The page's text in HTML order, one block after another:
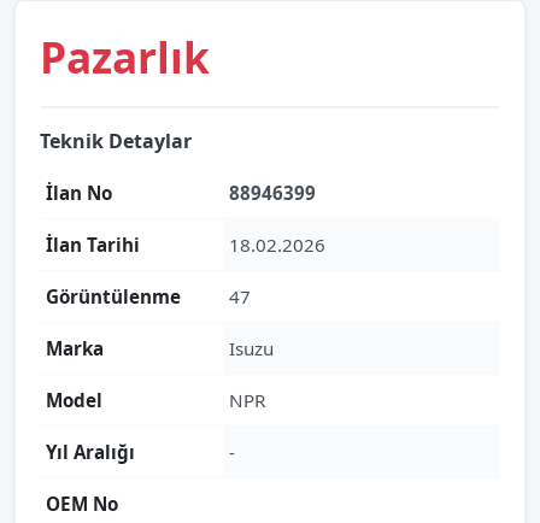
Pazarlık
Teknik Detaylar
İlan No 88946399
İlan Tarihi 18.02.2026
Görüntülenme 47
Marka Isuzu
Model NPR
Yıl Aralığı -
OEM No